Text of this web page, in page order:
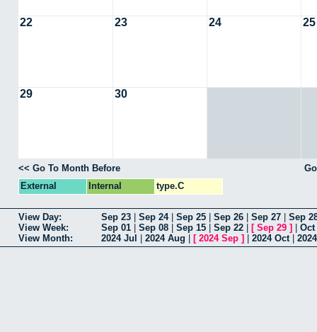
22 23 24 25
29 30
<< Go To Month Before
External
Internal type.C
View Day: Sep 23 Sep 24| Sep 25 Sep 26 Sep 27
Sep
View Week:
Sep 01 Sep 08 Sep 15 Sep 22 [ Sep 29 ]
Oct
View Month:
2024 Jul 2024 Aug [ 2024 Sep ] 2024 Oct